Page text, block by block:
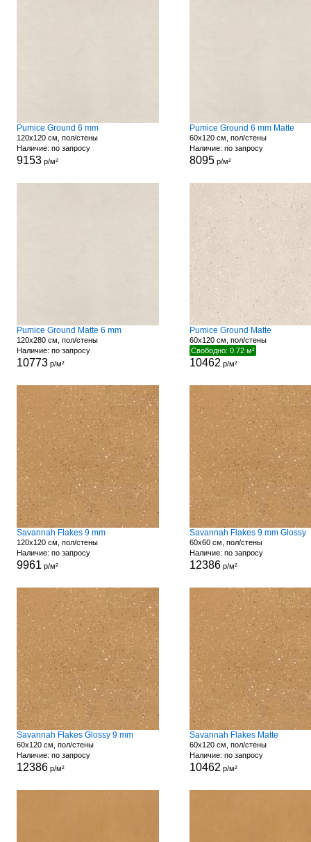
Pumice Ground 6 mm
120x120 см, пол/стены
Наличие: по запросу
9153р/м²
Pumice Ground 6 mm Matte
60x120 см, пол/стены
Наличие: по запросу
8095р/м²
Pumice Ground Matte 6 mm
120x280 см, пол/стены
Наличие: по запросу
10773р/м²
Pumice Ground Matte
60x120 см, пол/стены
Свободно: 0.72 м²
10462 р/м²
Savannah Flakes 9 mm
120x120 см, пол/стены
Наличие: по запросу
9961 р/м²
Savannah Flakes 9 mm Glossy
60x60 см, пол/стены
Наличие: по запросу
12386р/м²
Savannah Flakes Glossy 9 mm
60x120 см, пол/стены
Наличие: по запросу
12386р/м²
Savannah Flakes Matte
60x120 см, пол/стены
Наличие: по запросу
10462 р/м²